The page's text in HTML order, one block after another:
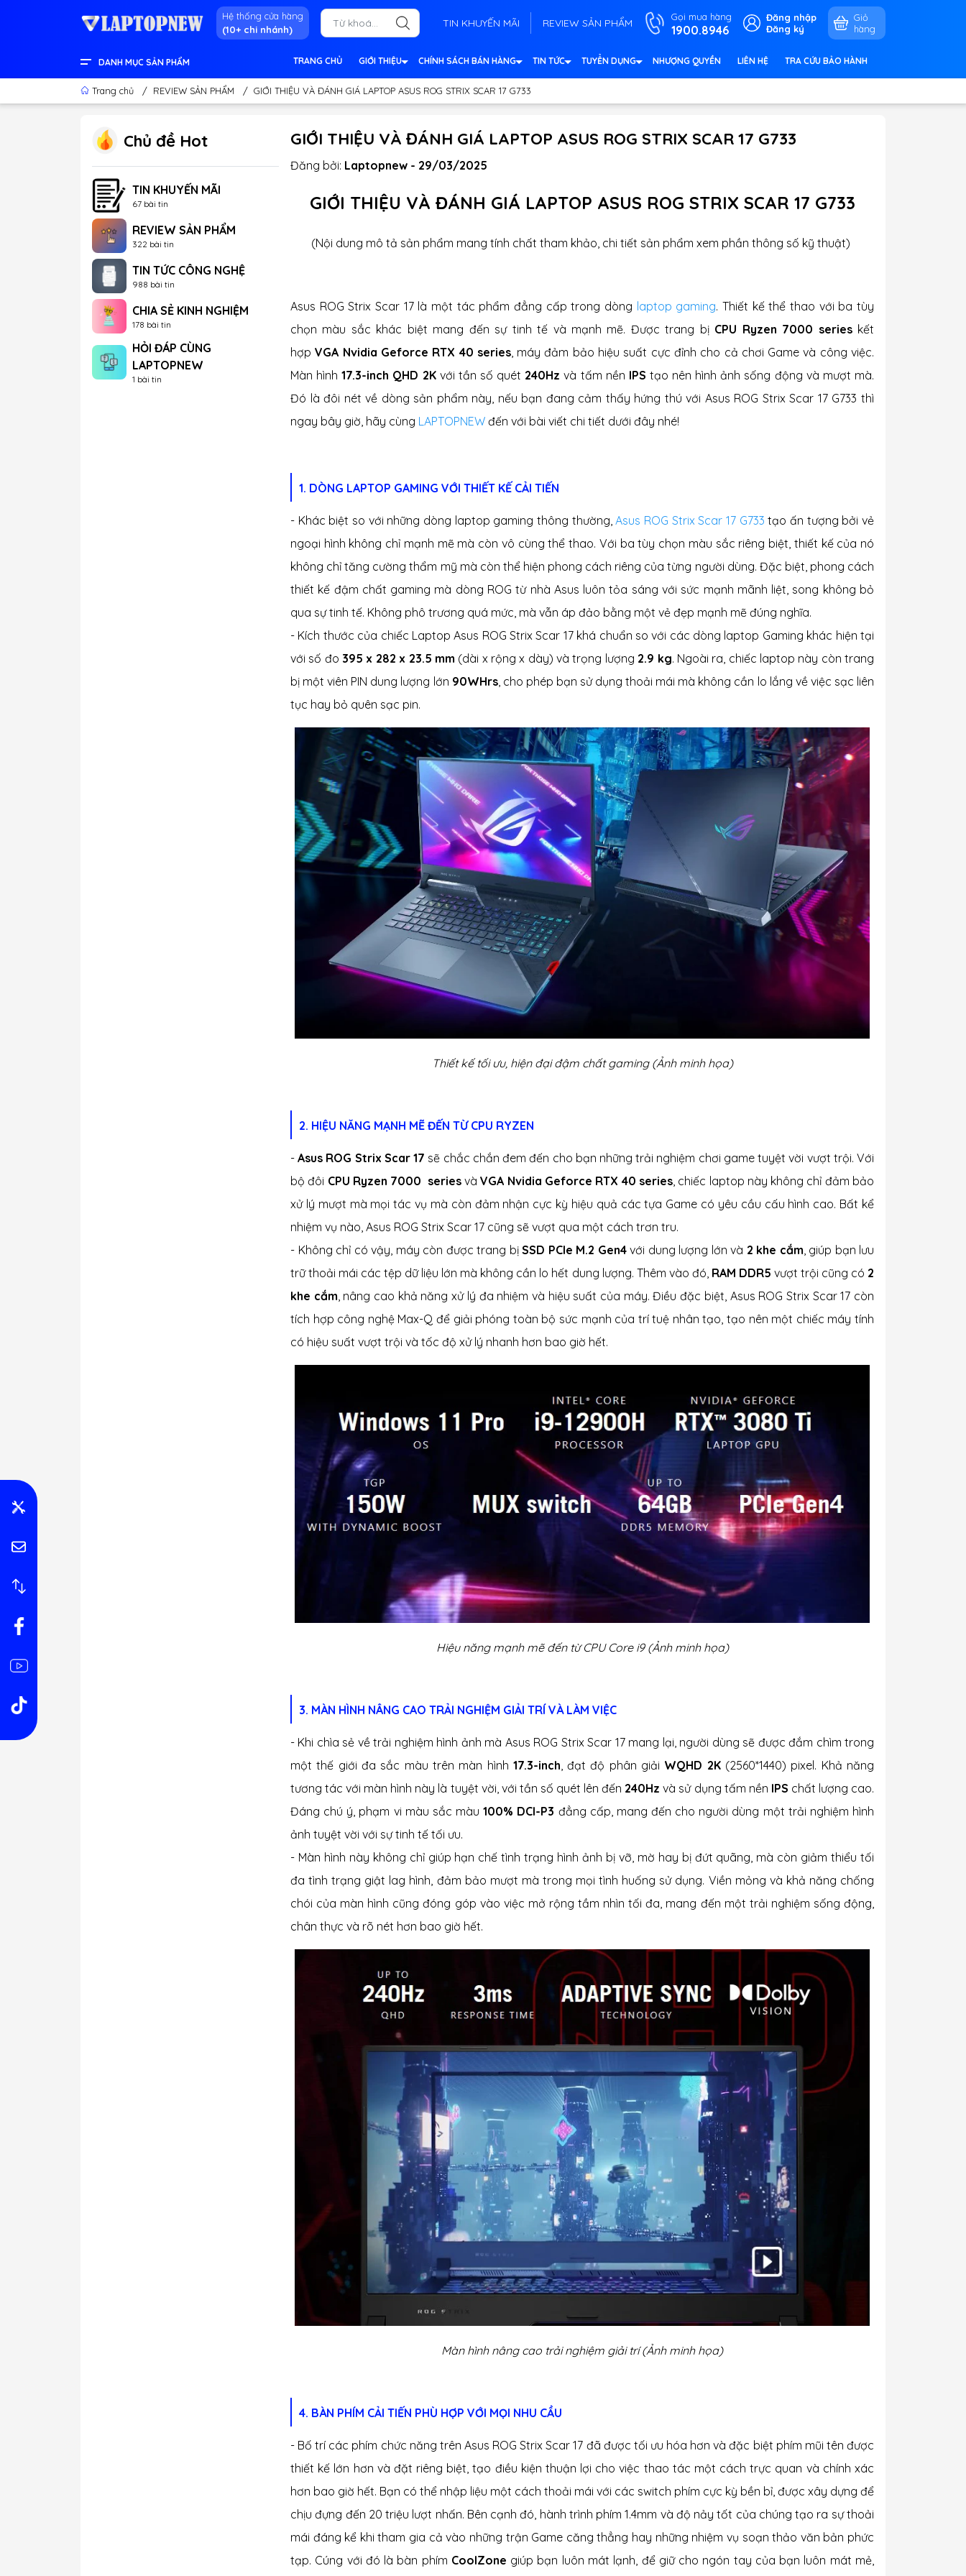
Hệ thống cửa hàng
(10+ chi nhánh)
TIN KHUYẾN MÃI REVIEW SẢN PHẨM Gọi mua hàng
1900.8946
Đăng nhập
Đăng ký
Giỏ
hàng
DANH MỤC SẢN PHẨM TRANG CHỦ GIỚI THIỆU CHÍNH SÁCH BÁN HÀNG TIN TỨC TUYỂN DỤNG NHƯỢNG QUYỀN LIÊN HỆ TRA CỨU BẢO HÀNH
Trang chủ / REVIEW SẢN PHẨM / GIỚI THIỆU VÀ ĐÁNH GIÁ LAPTOP ASUS ROG STRIX SCAR 17 G733
GIỚI THIỆU VÀ ĐÁNH GIÁ LAPTOP ASUS ROG STRIX SCAR 17 G733
Đăng bởi: Laptopnew - 29/03/2025
GIỚI THIỆU VÀ ĐÁNH GIÁ LAPTOP ASUS ROG STRIX SCAR 17 G733
(Nội dung mô tả sản phẩm mang tính chất tham khảo, chi tiết sản phẩm xem phần thông số kỹ thuật)
Asus ROG Strix Scar 17 là một tác phẩm đẳng cấp trong dòng laptop gaming. Thiết kế thể thao với ba tùy
chọn màu sắc khác biệt mang đến sự tinh tế và mạnh mẽ. Được trang bị CPU Ryzen 7000 serieskết
hợpVGA Nvidia Geforce RTX 40 series, máy đảm bảo hiệu suất cực đỉnh cho cả chơi Game và công việc.
Màn hình17.3-inch QHD 2Kvới tần số quét 240Hzvà tấm nền IPS tạo nên hình ảnh sống động và mượt mà.
Đó là đôi nét về dòng sản phẩm này, nếu bạn đang cảm thấy hứng thú với Asus ROG Strix Scar 17 G733 thì
ngay bây giờ, hãy cùng LAPTOPNEW đến với bài viết chi tiết dưới đây nhé!
1. DÒNG LAPTOP GAMING VỚI THIẾT KẾ CẢI TIẾN
- Khác biệt so với những dòng laptop gaming thông thường,Asus ROG Strix Scar 17 G733 tạo ấn tượng bởi vẻ
ngoại hình không chỉ mạnh mẽ mà còn vô cùng thể thao. Với ba tùy chọn màu sắc riêng biệt, thiết kế của nó
không chỉ tăng cường thẩm mỹ mà còn thể hiện phong cách riêng của từng người dùng. Đặc biệt, phong cách
thiết kế đậm chất gaming mà dòng ROG từ nhà Asus luôn tỏa sáng với sức mạnh mãnh liệt, song không bỏ
qua sự tinh tế. Không phô trương quá mức, mà vẫn áp đảo bằng một vẻ đẹp mạnh mẽ đúng nghĩa.
- Kích thước của chiếc Laptop Asus ROG Strix Scar 17 khá chuẩn so với các dòng laptop Gaming khác hiện tại
với số đo 395 x 282 x 23.5 mm (dài x rộng x dày) và trọng lượng 2.9 kg. Ngoài ra, chiếc laptop này còn trang
bị một viên PIN dung lượng lớn 90WHrs, cho phép bạn sử dụng thoải mái mà không cần lo lắng về việc sạc liên
tục hay bỏ quên sạc pin.
Thiết kế tối ưu, hiện đại đậm chất gaming (Ảnh minh họa)
2. HIỆU NĂNG MẠNH MẼ ĐẾN TỪ CPU RYZEN
-Asus ROG Strix Scar 17 sẽ chắc chắn đem đến cho bạn những trải nghiệm chơi game tuyệt vời vượt trội. Với
bộ đôi CPU Ryzen 7000 seriesvàVGA Nvidia Geforce RTX 40 series, chiếc laptop này không chỉ đảm bảo
xử lý mượt mà mọi tác vụ mà còn đảm nhận cực kỳ hiệu quả các tựa Game có yêu cầu cấu hình cao. Bất kể
nhiệm vụ nào, Asus ROG Strix Scar 17 cũng sẽ vượt qua một cách trơn tru.
- Không chỉ có vậy, máy còn được trang bị SSD PCIe M.2 Gen4 với dung lượng lớn và 2 khe cắm, giúp bạn lưu
trữ thoải mái các tệp dữ liệu lớn mà không cần lo hết dung lượng. Thêm vào đó, RAM DDR5 vượt trội cũng có 2
khe cắm, nâng cao khả năng xử lý đa nhiệm và hiệu suất của máy. Điều đặc biệt, Asus ROG Strix Scar 17 còn
tích hợp công nghệ Max-Q để giải phóng toàn bộ sức mạnh của trí tuệ nhân tạo, tạo nên một chiếc máy tính
có hiệu suất vượt trội và tốc độ xử lý nhanh hơn bao giờ hết.
Hiệu năng mạnh mẽ đến từ CPU Core i9 (Ảnh minh họa)
3. MÀN HÌNH NÂNG CAO TRẢI NGHIỆM GIẢI TRÍ VÀ LÀM VIỆC
- Khi chìa sẻ về trải nghiệm hình ảnh mà Asus ROG Strix Scar 17 mang lại, người dùng sẽ được đắm chìm trong
một thế giới đa sắc màu trên màn hình 17.3-inch, đạt độ phân giải WQHD 2K(2560*1440) pixel. Khả năng
tương tác với màn hình này là tuyệt vời, với tần số quét lên đến 240Hzvà sử dụng tấm nền IPS chất lượng cao.
Đáng chú ý, phạm vi màu sắc màu100% DCI-P3 đẳng cấp, mang đến cho người dùng một trải nghiệm hình
ảnh tuyệt vời với sự tinh tế tối ưu.
- Màn hình này không chỉ giúp hạn chế tình trạng hình ảnh bị vỡ, mờ hay bị đứt quãng, mà còn giảm thiểu tối
đa tình trạng giật lag hình, đảm bảo mượt mà trong mọi tình huống sử dụng. Viền mỏng và khả năng chống
chói của màn hình cũng đóng góp vào việc mở rộng tầm nhìn tối đa, mang đến một trải nghiệm sống động,
chân thực và rõ nét hơn bao giờ hết.
Màn hình nâng cao trải nghiệm giải trí (Ảnh minh họa)
4. BÀN PHÍM CẢI TIẾN PHÙ HỢP VỚI MỌI NHU CẦU
- Bố trí các phím chức năng trên Asus ROG Strix Scar 17 đã được tối ưu hóa hơn và đặc biệt phím mũi tên được
thiết kế lớn hơn và đặt riêng biệt, tạo điều kiện thuận lợi cho việc thao tác một cách trực quan và chính xác
hơn bao giờ hết. Bạn có thể nhập liệu một cách thoải mái với các switch phím cực kỳ bền bỉ, được xây dựng để
chịu đựng đến 20 triệu lượt nhấn. Bên cạnh đó, hành trình phím 1.4mm và độ nảy tốt của chúng tạo ra sự thoải
mái đáng kể khi tham gia cả vào những trận Game căng thẳng hay những nhiệm vụ soạn thảo văn bản phức
tạp. Cúng với đó là bàn phím CoolZone giúp bạn luôn mát lạnh, để giữ cho ngón tay của bạn luôn mát mẻ,
Chủ đề Hot
TIN KHUYẾN MÃI
67 bài tin
REVIEW SẢN PHẨM
322 bài tin
TIN TỨC CÔNG NGHỆ
988 bài tin
CHIA SẺ KINH NGHIỆM
178 bài tin
HỎI ĐÁP CÙNG
LAPTOPNEW
1 bài tin